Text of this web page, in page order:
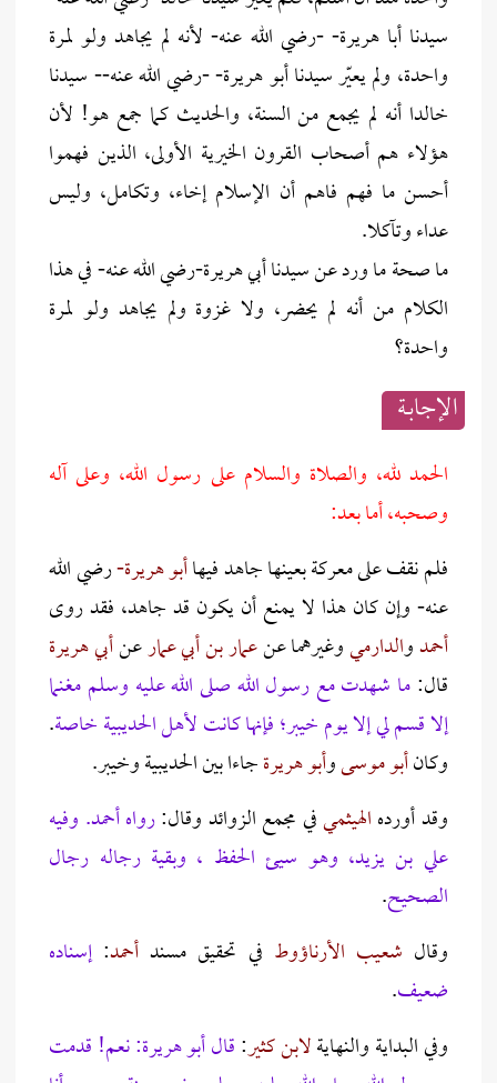
سيدنا أبا ‏هريرة- -رضي الله عنه- لأنه لم ‏يجاهد ولو لمرة
واحدة، ولم يعيّر ‏سيدنا أبو هريرة- -رضي الله عنه-- ‏سيدنا
خالدا أنه لم يجمع من السنة، ‏والحديث كما جمع هو! لأن
هؤلاء ‏هم أصحاب القرون الخيرية الأولى، ‏الذين فهموا
أحسن ما فهم فاهم أن ‏الإسلام إخاء، وتكامل، وليس
عداء ‏وتآكلا.‏
ما صحة ما ورد عن سيدنا أبي ‏هريرة-رضي الله عنه- في هذا
الكلام ‏من أنه لم يحضر، ولا غزوة ولم ‏يجاهد ولو لمرة
واحدة؟
الإجابــة
الحمد لله، والصلاة والسلام على رسول الله، وعلى آله
وصحبه، أما بعد:
فلم نقف على معركة بعينها جاهد فيهاأبو هريرة-رضي الله
عنه- وإن كان هذا لا يمنع أن يكون قد جاهد، فقد روى
أحمدوالدارميوغيرهما عنعمار بن أبي عمارعنأبي هريرة
قال:ما شهدت مع رسول الله صلى الله عليه وسلم مغنما
إلا قسم لي إلا يوم خيبر؛ فإنها كانت لأهل الحديبية خاصة.
وكانأبو موسىوأبو هريرةجاءا بين الحديبية وخيبر.
وقد أوردهالهيثميفي مجمع الزوائد وقال:رواه أحمد. وفيه
علي بن يزيد، وهو سيئ الحفظ ، وبقية رجاله رجال
الصحيح.
وقال شعيب الأرناؤوط في تحقيق مسند أحمد:إسناده
ضعيف.
وفي البداية والنهايةلابن كثير:قال أبو هريرة: نعم! قدمت